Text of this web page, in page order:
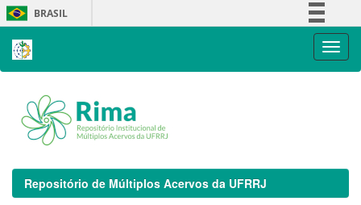
Skip
navigation
BRASIL
Repositório de Múltiplos Acervos da UFRRJ